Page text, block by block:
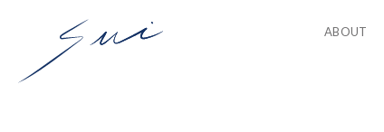
ABOUT